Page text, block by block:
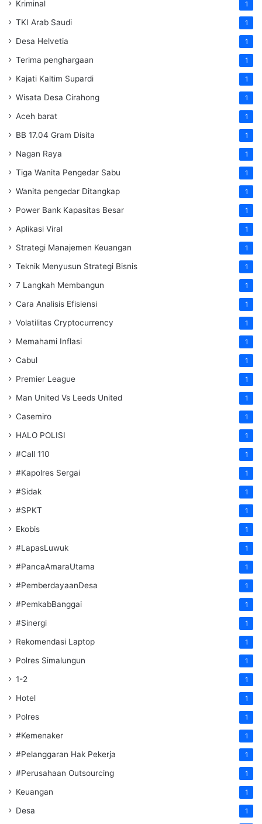
Kriminal 1
TKI Arab Saudi 1
Desa Helvetia 1
Terima penghargaan 1
Kajati Kaltim Supardi 1
Wisata Desa Cirahong 1
Aceh barat 1
BB 17.04 Gram Disita 1
Nagan Raya 1
Tiga Wanita Pengedar Sabu 1
Wanita pengedar Ditangkap 1
Power Bank Kapasitas Besar 1
Aplikasi Viral 1
Strategi Manajemen Keuangan 1
Teknik Menyusun Strategi Bisnis 1
7 Langkah Membangun 1
Cara Analisis Efisiensi 1
Volatilitas Cryptocurrency 1
Memahami Inflasi 1
Cabul 1
Premier League 1
Man United Vs Leeds United 1
Casemiro 1
HALO POLISI 1
#Call 110 1
#Kapolres Sergai 1
#Sidak 1
#SPKT 1
Ekobis 1
#LapasLuwuk 1
#PancaAmaraUtama 1
#PemberdayaanDesa 1
#PemkabBanggai 1
#Sinergi 1
Rekomendasi Laptop 1
Polres Simalungun 1
1-2 1
Hotel 1
Polres 1
#Kemenaker 1
#Pelanggaran Hak Pekerja 1
#Perusahaan Outsourcing 1
Keuangan 1
Desa 1